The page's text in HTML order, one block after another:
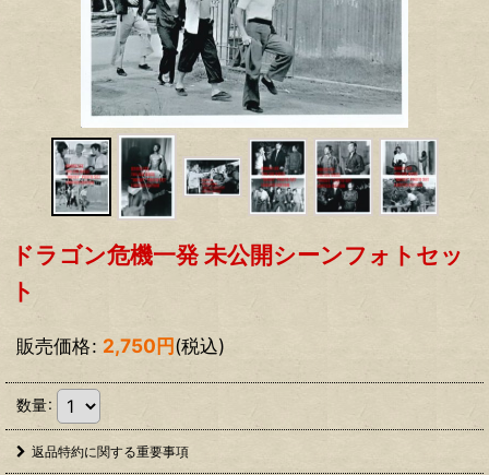
ドラゴン危機一発 未公開シーンフォトセッ
ト
販売価格: 2,750円(税込)
数量:
返品特約に関する重要事項